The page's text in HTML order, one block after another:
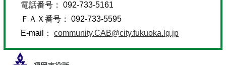
電話番号： 092-733-5161
ＦＡＸ番号： 092-733-5595
E-mail：community.CAB@city.fukuoka.lg.jp